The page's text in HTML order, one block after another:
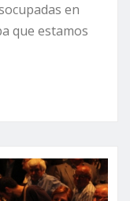
en
que estamos